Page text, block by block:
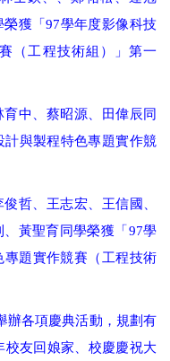
榮獲「97學年度影像科技
（工程技術組）」第一
中、蔡昭源、田偉辰同
與製程特色專題實作競
哲、王志宏、王信國、
黃聖育同學榮獲「97學
題實作競賽（工程技術
辦各項慶典活動，規劃有
校友回娘家、校慶慶祝大